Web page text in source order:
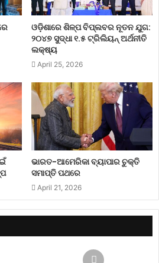
ଓଡ଼ିଶାରେ ଶିଳ୍ପ ବିପ୍ଲବର ନୂତନ ଯୁଗ:
୨୦୪୭ ସୁଦ୍ଧା ୧.୫ ଟ୍ରିଲିୟନ୍ ଅର୍ଥନୀତି
ଲକ୍ଷ୍ୟ
April 25, 2026
ଭାରତ-ଆମେରିକା ବ୍ୟାପାର ଚୁକ୍ତି
ସମାପ୍ତି ପଥରେ
April 21, 2026